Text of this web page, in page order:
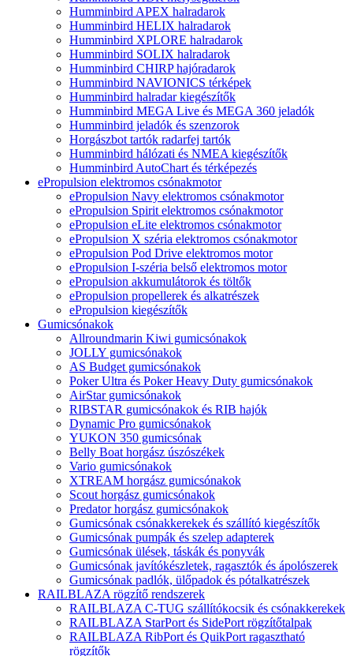
Humminbird APEX halradarok
Humminbird HELIX halradarok
Humminbird XPLORE halradarok
Humminbird SOLIX halradarok
Humminbird CHIRP hajóradarok
Humminbird NAVIONICS térképek
Humminbird halradar kiegészítők
Humminbird MEGA Live és MEGA 360 jeladók
Humminbird jeladók és szenzorok
Horgászbot tartók radarfej tartók
Humminbird hálózati és NMEA kiegészítők
Humminbird AutoChart és térképezés
ePropulsion elektromos csónakmotor
ePropulsion Navy elektromos csónakmotor
ePropulsion Spirit elektromos csónakmotor
ePropulsion eLite elektromos csónakmotor
ePropulsion X széria elektromos csónakmotor
ePropulsion Pod Drive elektromos motor
ePropulsion I-széria belső elektromos motor
ePropulsion akkumulátorok és töltők
ePropulsion propellerek és alkatrészek
ePropulsion kiegészítők
Gumicsónakok
Allroundmarin Kiwi gumicsónakok
JOLLY gumicsónakok
AS Budget gumicsónakok
Poker Ultra és Poker Heavy Duty gumicsónakok
AirStar gumicsónakok
RIBSTAR gumicsónakok és RIB hajók
Dynamic Pro gumicsónakok
YUKON 350 gumicsónak
Belly Boat horgász úszószékek
Vario gumicsónakok
XTREAM horgász gumicsónakok
Scout horgász gumicsónakok
Predator horgász gumicsónakok
Gumicsónak csónakkerekek és szállító kiegészítők
Gumicsónak pumpák és szelep adapterek
Gumicsónak ülések, táskák és ponyvák
Gumicsónak javítókészletek, ragasztók és ápolószerek
Gumicsónak padlók, ülőpadok és pótalkatrészek
RAILBLAZA rögzítő rendszerek
RAILBLAZA C-TUG szállítókocsik és csónakkerekek
RAILBLAZA StarPort és SidePort rögzítőtalpak
RAILBLAZA RibPort és QuikPort ragasztható
rögzítők